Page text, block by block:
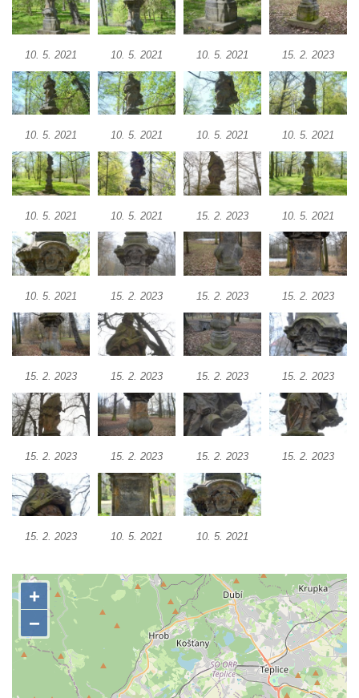
Památník Otokara Mokrého v parku Na
Sadech v Českých Budějovicích
Poslední dochovaný tramvajový sloup na
Pražské třídě v Českých Budějovicích
Socha Civilizovaní na Husově třídě v
Sadech u Mlýnské stoky v Českých
Budějovicích
Sochy brouků u Mlýnské stoky v Českých
Budějovicích
Socha svatého Vincence Ferrerského na
nádvoří kláštera dominikánů v Českých
Budějovicích
Socha svatého Zachariáše na nádvoří
kláštera dominikánů v Českých
dominikánů v Českých Budějovicích
Socha svaté Anny na nádvoří kláštera
dominikánů v Českých Budějovicích
Socha svatého Dominika na nádvoří
kláštera dominikánů v Českých
Českých Budějovicích
Socha svatého Václava u pramene v
Semilech
Pamětní deska Tomáše Garrigue Masaryka
na radnici v Českých Budějovicích
10. 5. 2021 10. 5. 2021 10. 5. 2021 15. 2. 2023
10. 5. 2021 10. 5. 2021 10. 5. 2021 10. 5. 2021
10. 5. 2021 10. 5. 2021 15. 2. 2023 10. 5. 2021
10. 5. 2021 15. 2. 2023 15. 2. 2023 15. 2. 2023
15. 2. 2023 15. 2. 2023 15. 2. 2023 15. 2. 2023
15. 2. 2023 15. 2. 2023 15. 2. 2023 15. 2. 2023
15. 2. 2023 10. 5. 2021 10. 5. 2021